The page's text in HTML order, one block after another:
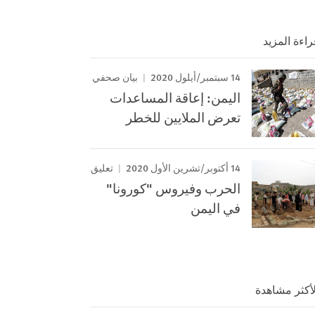
المزيد
14 سبتمبر/أيلول 2020 بيان صحفي
اليمن: إعاقة المساعدات
تعرض الملايين للخطر
14 أكتوبر/تشرين الأول 2020 تعليق
الحرب وفيروس "كورونا"
في اليمن
مشاهدة